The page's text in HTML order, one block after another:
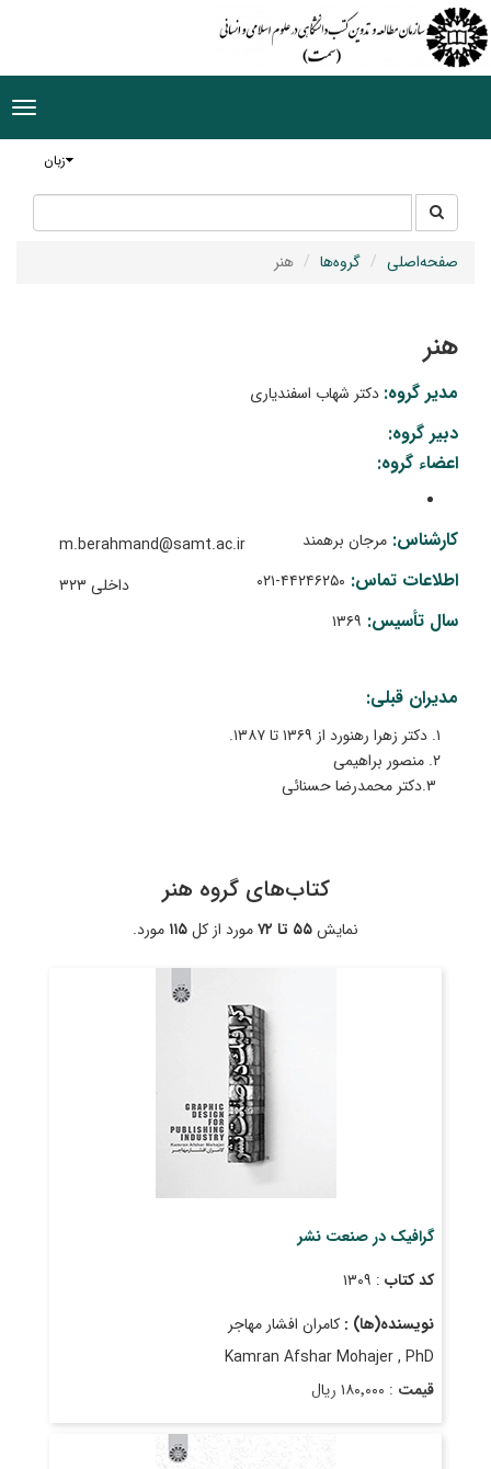
زبان
جستجو
در
سایت
صفحه‌اصلی گروه‌ها هنر
هنر
مدیر گروه: دکتر شهاب اسفندیاری
دبیر گروه:
اعضاء گروه:
کارشناس: مرجان برهمند
اطلاعات تماس: ۴۴۲۴۶۲۵۰-۰۲۱ داخلی ۳۲۳
سال تأسیس: ۱۳۶۹
مدیران قبلی:
۲. منصور براهیمی
کتاب‌های گروه هنر
نمایش۵۵ تا ۷۲ مورد از کل۱۱۵ مورد.
گرافیک در صنعت نشر
کد کتاب : ۱۳۰۹
نویسنده(ها) : کامران افشار مهاجر
Kamran Afshar Mohajer , PhD
قیمت : ۱۸۰٬۰۰۰ ریال